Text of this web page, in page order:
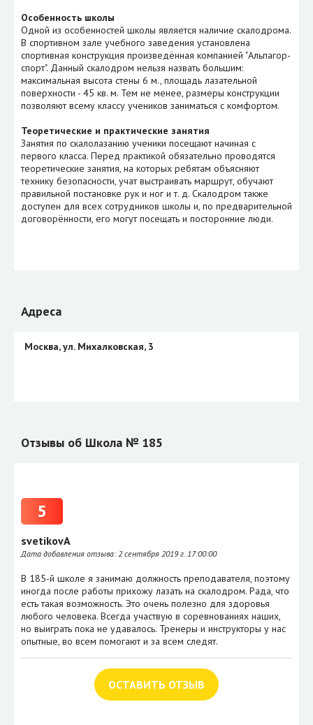
Особенность школы
Одной из особенностей школы является наличие скалодрома.
В спортивном зале учебного заведения установлена
спортивная конструкция произведённая компанией "Альпагор-
спорт". Данный скалодром нельзя назвать большим:
максимальная высота стены 6 м., площадь лазательной
поверхности - 45 кв. м. Тем не менее, размеры конструкции
позволяют всему классу учеников заниматься с комфортом.
Теоретические и практические занятия
Занятия по скалолазанию ученики посещают начиная с
первого класса. Перед практикой обязательно проводятся
теоретические занятия, на которых ребятам объясняют
технику безопасности, учат выстраивать маршрут, обучают
правильной постановке рук и ног и т. д. Скалодром также
доступен для всех сотрудников школы и, по предварительной
договорённости, его могут посещать и посторонние люди.
Адреса
Москва, ул. Михалковская, 3
Отзывы об Школа № 185
svetikovA
Дата добавления отзыва: 2 сентября 2019 г. 17:00:00
5
В 185-й школе я занимаю должность преподавателя, поэтому
иногда после работы прихожу лазать на скалодром. Рада, что
есть такая возможность. Это очень полезно для здоровья
любого человека. Всегда участвую в соревнованиях наших,
но выиграть пока не удавалось. Тренеры и инструкторы у нас
опытные, во всем помогают и за всем следят.
ОСТАВИТЬ ОТЗЫВ